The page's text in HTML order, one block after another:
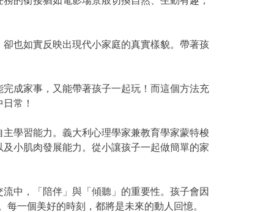
也如實反映出現代小家庭的真實樣貌。帶著孩
成家事，又能帶著孩子一起玩！而這個方法充
常！
學習能力。義大利心理學家兼教育學家蒙特梭
小肌肉發展能力。從小讓孩子一起做簡單的家
中，「陪伴」與「傾聽」的重要性。孩子會因
一個美好的時刻，都將是未來的動人回憶。